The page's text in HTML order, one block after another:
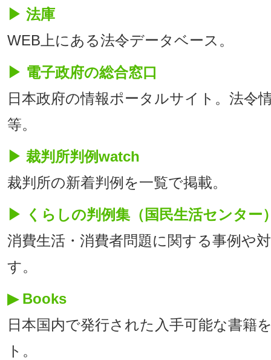
▶ 法庫
WEB上にある法令データベース。
▶ 電子政府の総合窓口
日本政府の情報ポータルサイト。法令
等。
▶ 裁判所判例watch
裁判所の新着判例を一覧で掲載。
▶ くらしの判例集（国民生活センター
消費生活・消費者問題に関する事例や
す。
▶ Books
日本国内で発行された入手可能な書籍
ト。